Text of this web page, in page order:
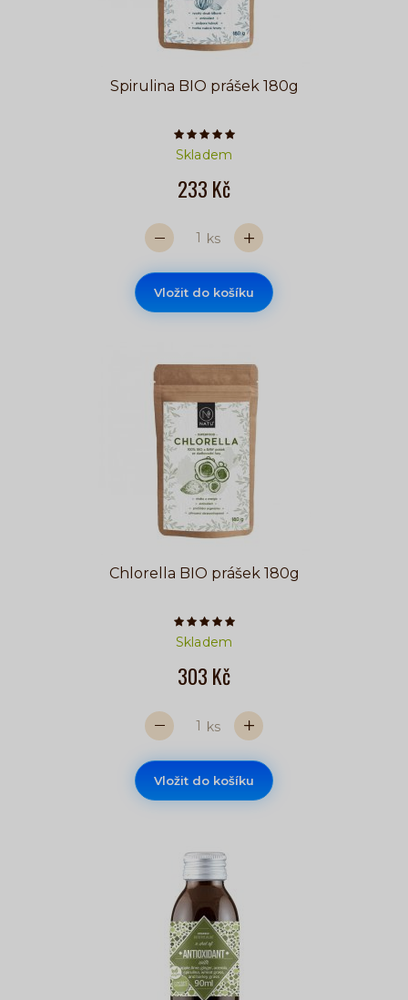
Spirulina BIO prášek 180g
Počet hvězdiček je 5 z 5
Skladem
233 Kč
ks
Vložit do košíku
Chlorella BIO prášek 180g
Počet hvězdiček je 5 z 5
Skladem
303 Kč
ks
Vložit do košíku